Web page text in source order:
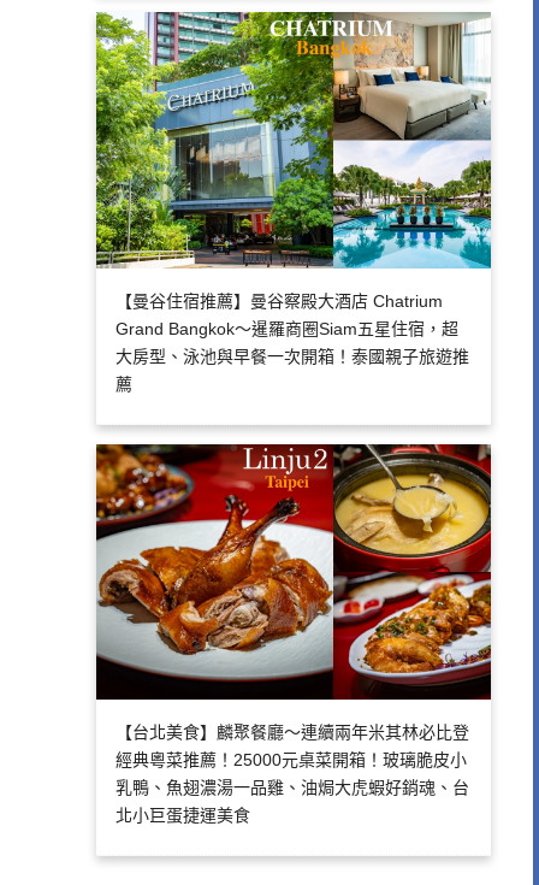
【曼谷住宿推薦】曼谷察殿大酒店 Chatrium
Grand Bangkok～暹羅商圈Siam五星住宿，超
大房型、泳池與早餐一次開箱！泰國親子旅遊推
薦
【台北美食】麟聚餐廳～連續兩年米其林必比登
經典粵菜推薦！25000元桌菜開箱！玻璃脆皮小
乳鴨、魚翅濃湯一品雞、油焗大虎蝦好銷魂、台
北小巨蛋捷運美食